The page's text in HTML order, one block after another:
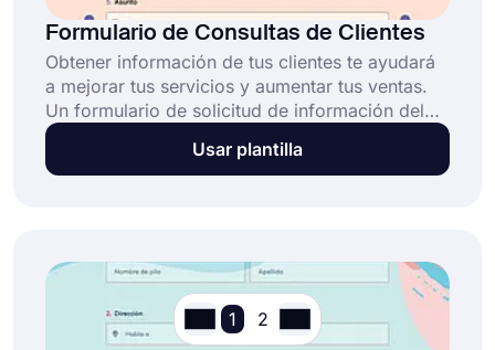
Formulario de Consultas de Clientes
Obtener información de tus clientes te ayudará
a mejorar tus servicios y aumentar tus ventas.
Un formulario de solicitud de información del
cliente en línea te ayudará a lograrlo. ¡Comienza
ahora con el modelo de formulario de solicitud
Usar plantilla
1 2